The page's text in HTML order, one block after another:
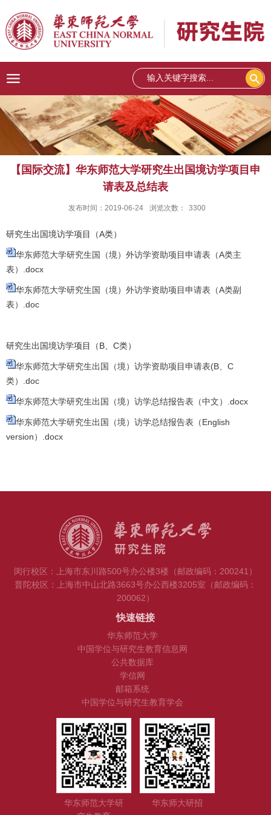
【国际交流】华东师范大学研究生出国境访学项目申
请表及总结表
发布时间：2019-06-24 浏览次数： 3300
研究生出国境访学项目（A类）
华东师范大学研究生国（境）外访学资助项目申请表（A类主
表）.docx
华东师范大学研究生国（境）外访学资助项目申请表（A类副
表）.doc
研究生出国境访学项目（B、C类）
华东师范大学研究生出国（境）访学资助项目申请表(B、C
类）.doc
华东师范大学研究生出国（境）访学总结报告表（中文）.docx
华东师范大学研究生出国（境）访学总结报告表（English
version）.docx
闵行校区：上海市东川路500号办公楼3楼（邮政编码：200241）
普陀校区：上海市中山北路3663号办公西楼3205室（邮政编码：
200062）
快速链接
华东师范大学
中国学位与研究生教育信息网
公共数据库
学信网
邮箱系统
中国学位与研究生教育学会
华东师范大学研
华东师大研招